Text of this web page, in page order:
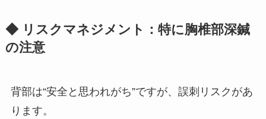
◆ リスクマネジメント：特に胸椎部深鍼
の注意
背部は“安全と思われがち”ですが、誤刺リスクがあ
ります。